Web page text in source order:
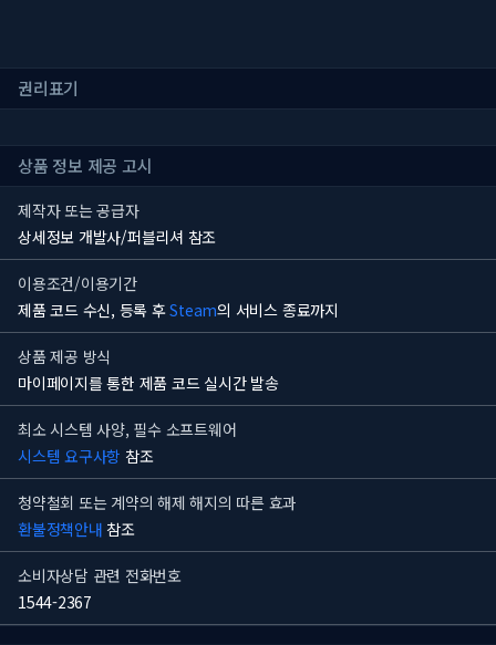
권리표기
상품 정보 제공 고시
제작자 또는 공급자
상세정보 개발사/퍼블리셔 참조
이용조건/이용기간
제품 코드 수신, 등록 후Steam의 서비스 종료까지
상품 제공 방식
마이페이지를 통한 제품 코드 실시간 발송
최소 시스템 사양, 필수 소프트웨어
시스템 요구사항 참조
청약철회 또는 계약의 해제 해지의 따른 효과
환불정책안내 참조
소비자상담 관련 전화번호
1544-2367